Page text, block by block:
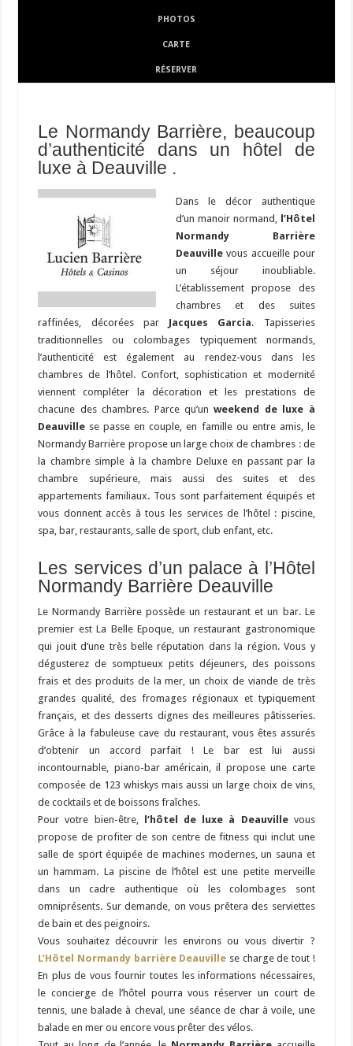
PHOTOS
CARTE
RÉSERVER
Le Normandy Barrière, beaucoup
d’authenticité dans un hôtel de
luxe à Deauville .
Dans le décor authentique
d’un manoir normand,
l’Hôtel
Normandy Barrière
Deauville vous accueille pour
un séjour inoubliable.
L’établissement propose des
chambres et des suites
raffinées, décorées par Jacques Garcia. Tapisseries
traditionnelles ou colombages typiquement normands,
l’authenticité est également au rendez-vous dans les
chambres de l’hôtel. Confort, sophistication et modernité
viennent compléter la décoration et les prestations de
chacune des chambres. Parce qu’unweekend de luxe à
Deauville se passe en couple, en famille ou entre amis, le
Normandy Barrière propose un large choix de chambres : de
la chambre simple à la chambre Deluxe en passant par la
chambre supérieure, mais aussi des suites et des
appartements familiaux. Tous sont parfaitement équipés et
vous donnent accès à tous les services de l’hôtel : piscine,
spa, bar, restaurants, salle de sport, club enfant, etc.
Les services d’un palace à l’Hôtel
Normandy Barrière Deauville
Le Normandy Barrière possède un restaurant et un bar. Le
premier est La Belle Epoque, un restaurant gastronomique
qui jouit d’une très belle réputation dans la région. Vous y
dégusterez de somptueux petits déjeuners, des poissons
frais et des produits de la mer, un choix de viande de très
grandes qualité, des fromages régionaux et typiquement
français, et des desserts dignes des meilleures pâtisseries.
Grâce à la fabuleuse cave du restaurant, vous êtes assurés
d’obtenir un accord parfait ! Le bar est lui aussi
incontournable, piano-bar américain, il propose une carte
composée de 123 whiskys mais aussi un large choix de vins,
de cocktails et de boissons fraîches.
Pour votre bien-être,
l’hôtel de luxe à Deauvillevous
propose de profiter de son centre de fitness qui inclut une
salle de sport équipée de machines modernes, un sauna et
un hammam. La piscine de l’hôtel est une petite merveille
dans un cadre authentique où les colombages sont
omniprésents. Sur demande, on vous prêtera des serviettes
de bain et des peignoirs.
Vous souhaitez découvrir les environs ou vous divertir ?
L’Hôtel Normandy barrière Deauville se charge de tout !
En plus de vous fournir toutes les informations nécessaires,
le concierge de l’hôtel pourra vous réserver un court de
tennis, une balade à cheval, une séance de char à voile, une
balade en mer ou encore vous prêter des vélos.